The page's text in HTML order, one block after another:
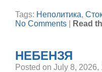
Tags: Неполитика,
No Comments
Read
НЕБЕНЗЯ
Posted on July 8,